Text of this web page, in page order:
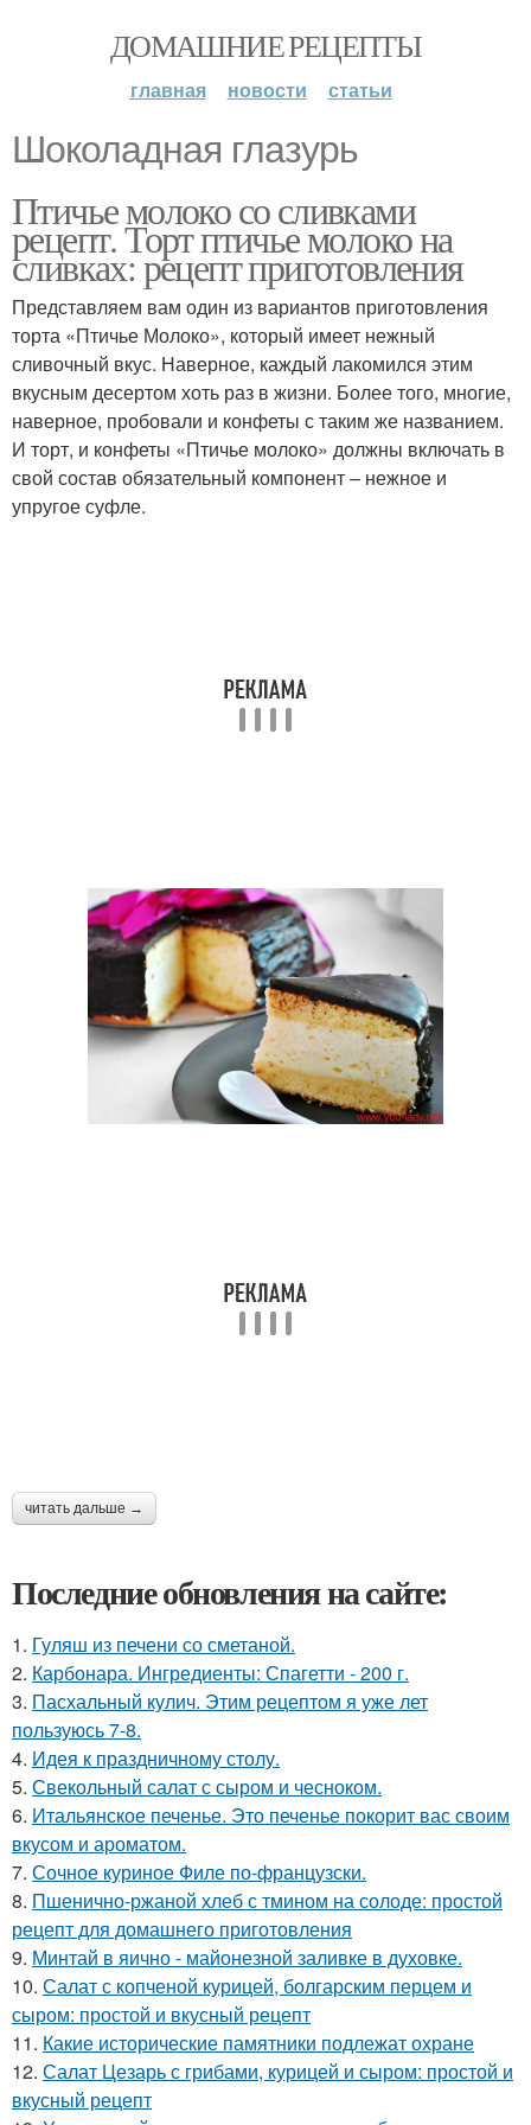
ДОМАШНИЕ РЕЦЕПТЫ
главная новости статьи
Шоколадная глазурь
Птичье молоко со сливками
рецепт. Торт птичье молоко на
сливках: рецепт приготовления
Представляем вам один из вариантов приготовления
торта «Птичье Молоко», который имеет нежный
сливочный вкус. Наверное, каждый лакомился этим
вкусным десертом хоть раз в жизни. Более того, многие,
наверное, пробовали и конфеты с таким же названием.
И торт, и конфеты «Птичье молоко» должны включать в
свой состав обязательный компонент – нежное и
упругое суфле.
читать дальше →
Последние обновления на сайте:
1. Гуляш из печени со сметаной.
2. Карбонара. Ингредиенты: Спагетти - 200 г.
3. Пасхальный кулич. Этим рецептом я уже лет
пользуюсь 7-8.
4. Идея к праздничному столу.
5. Свекольный салат с сыром и чесноком.
6. Итальянское печенье. Это печенье покорит вас своим
вкусом и ароматом.
7. Сочное куриное Филе по-французски.
8. Пшенично-ржаной хлеб с тмином на солоде: простой
рецепт для домашнего приготовления
9. Минтай в яично - майонезной заливке в духовке.
10. Салат с копченой курицей, болгарским перцем и
сыром: простой и вкусный рецепт
11. Какие исторические памятники подлежат охране
12. Салат Цезарь с грибами, курицей и сыром: простой и
вкусный рецепт